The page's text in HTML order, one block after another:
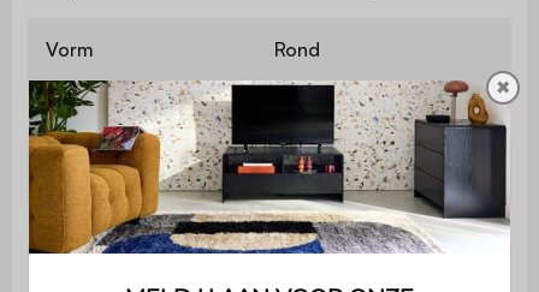
Vorm Rond
Bevat hout
Kleur Nude
✖